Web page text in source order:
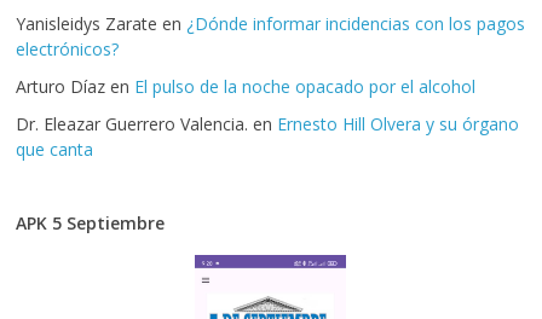
Yanisleidys Zarate en ¿Dónde informar incidencias con los pagos
electrónicos?
Arturo Díaz en El pulso de la noche opacado por el alcohol
Dr. Eleazar Guerrero Valencia. en Ernesto Hill Olvera y su órgano
que canta
APK 5 Septiembre